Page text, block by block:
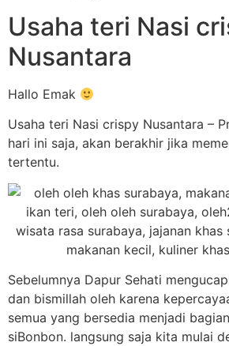
Usaha teri Nasi
Nusantara
Hallo Emak
Usaha teri Nasi crispy Nusantara –
hari ini saja, akan berakhir jika
tertentu.
Sebelumnya Dapur Sehati
dan bismillah oleh karena
semua yang bersedia menjadi
siBonbon. langsung saja kita mulai